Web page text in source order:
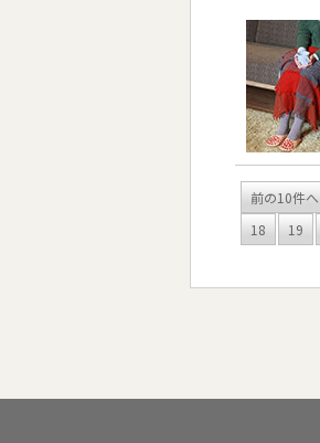
前の10件へ
18
19